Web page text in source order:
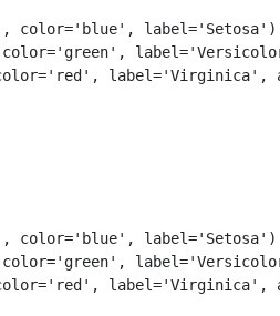
, color='blue' , label='Setosa' )
color='green' , label=
='red' , label='Virginica' ,
, color='blue' , label='Setosa' )
color='green' , label=
='red' , label='Virginica' ,